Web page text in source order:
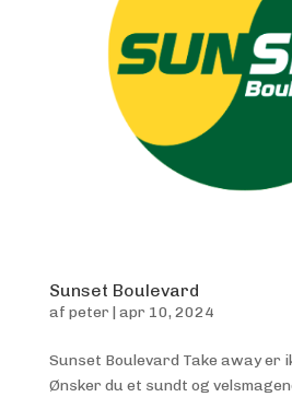
Sunset Boulevard
af peter | apr 10, 2024
Sunset Boulevard Take away er
Ønsker du et sundt og